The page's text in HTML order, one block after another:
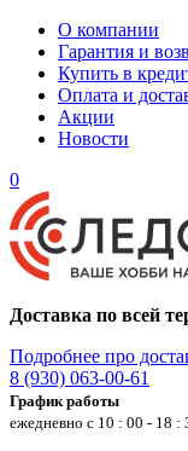
О компании
Гарантия и
Купить в
Оплата и
Акции
Новости
0
Доставка по всей
Подробнее про
8 (930) 063-00-61
График работы
ежедневно с 10 : 00 - 18 :